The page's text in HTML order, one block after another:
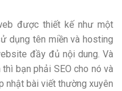
được thiết kế như một
dụng tên miền và hosting
đầy đủ nội dung. Và
bạn phải SEO cho nó và
nhật bài viết thường xuyên